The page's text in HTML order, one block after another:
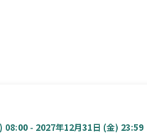
08:00 - 2027年12月31日 (金) 23:59